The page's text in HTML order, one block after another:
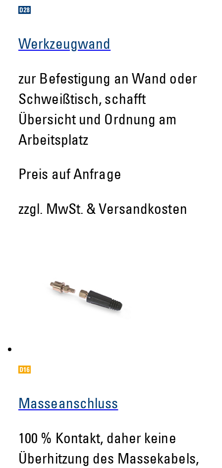
Werkzeugwand
zur Befestigung an Wand oder
Schweißtisch, schafft
Übersicht und Ordnung am
Arbeitsplatz
Preis auf Anfrage
zzgl. MwSt. & Versandkosten
Masseanschluss
100 % Kontakt, daher keine
Überhitzung des Massekabels,